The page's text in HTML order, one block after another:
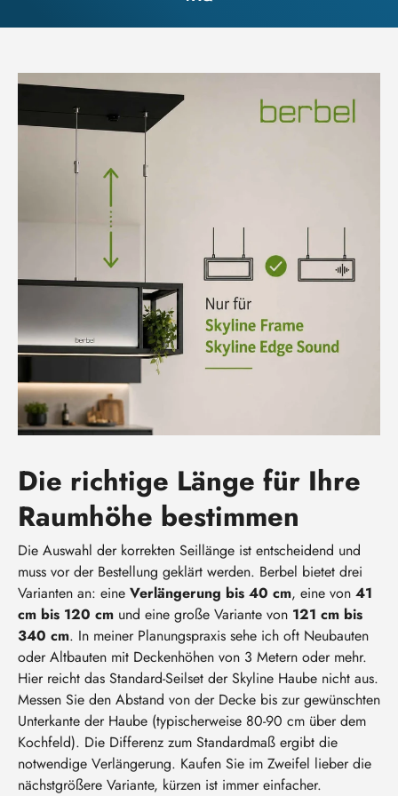
Die richtige Länge für Ihre
Raumhöhe bestimmen
Die Auswahl der korrekten Seillänge ist entscheidend und
muss vor der Bestellung geklärt werden. Berbel bietet drei
Varianten an: eine Verlängerung bis 40 cm, eine von 41
cm bis 120 cm und eine große Variante von 121 cm bis
340 cm. In meiner Planungspraxis sehe ich oft Neubauten
oder Altbauten mit Deckenhöhen von 3 Metern oder mehr.
Hier reicht das Standard-Seilset der Skyline Haube nicht aus.
Messen Sie den Abstand von der Decke bis zur gewünschten
Unterkante der Haube (typischerweise 80-90 cm über dem
Kochfeld). Die Differenz zum Standardmaß ergibt die
notwendige Verlängerung. Kaufen Sie im Zweifel lieber die
nächstgrößere Variante, kürzen ist immer einfacher.